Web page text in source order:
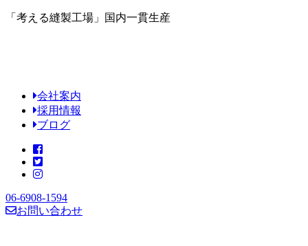
「考える縫製工場」国内一貫生産
会社案内
採用情報
ブログ
06-6908-1594
お問い合わせ